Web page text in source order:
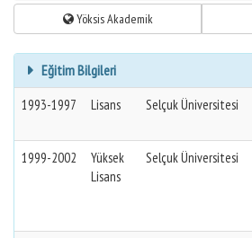
Yöksis Akademik
Eğitim Bilgileri
1993-1997 Lisans Selçuk Üniversitesi
1999-2002
Yüksek
Lisans
Selçuk Üniversitesi